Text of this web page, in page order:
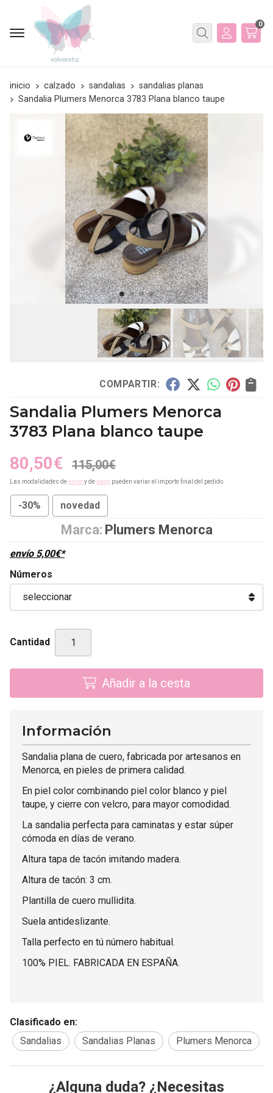
Buscar
0
inicio calzado sandalias
sandalias planas
Sandalia Plumers Menorca 3783 Plana blanco taupe
COMPARTIR:
Sandalia Plumers Menorca
3783 Plana blanco taupe
80,50€ 115,00€
Las modalidades deenvíoy de pago pueden variar el importe final del pedido.
-30% novedad
Marca: Plumers Menorca
envío 5,00€*
Números
Cantidad
Añadir a la cesta
Información
Sandalia plana de cuero, fabricada por artesanos en
Menorca, en pieles de primera calidad.
En piel color combinando piel color blanco y piel
taupe, y cierre con velcro, para mayor comodidad.
La sandalia perfecta para caminatas y estar súper
cómoda en días de verano.
Altura tapa de tacón imitando madera.
Altura de tacón: 3 cm.
Plantilla de cuero mullidita.
Suela antideslizante.
Talla perfecto en tú número habitual.
100% PIEL. FABRICADA EN ESPAÑA.
Clasificado en:
Sandalias
Sandalias Planas Plumers Menorca
¿Alguna duda? ¿Necesitas